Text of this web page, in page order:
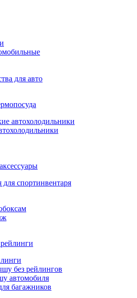
для авто
автохолодильники
спортинвентаря
без рейлингов
автомобиля
багажников